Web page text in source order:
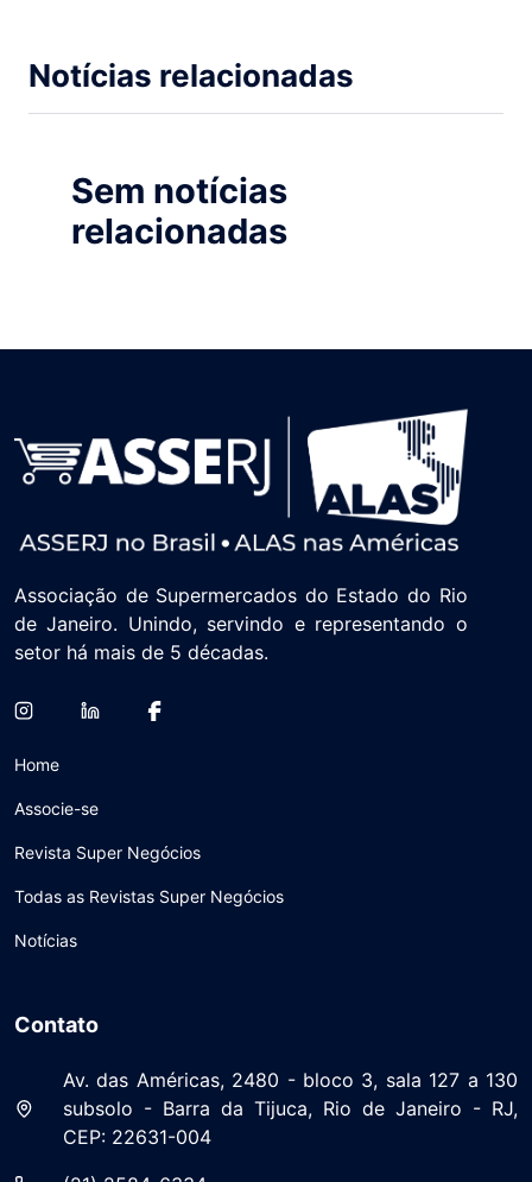
Notícias relacionadas
Sem notícias
relacionadas
Associação de Supermercados do Estado do Rio
de Janeiro. Unindo, servindo e representando o
setor há mais de 5 décadas.
Home
Associe-se
Revista Super Negócios
Todas as Revistas Super Negócios
Notícias
Contato
Av. das Américas, 2480 - bloco 3, sala 127 a 130
subsolo - Barra da Tijuca, Rio de Janeiro - RJ,
CEP: 22631-004